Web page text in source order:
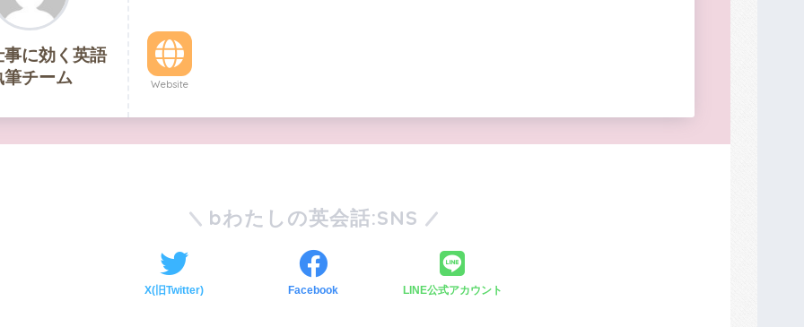
に効く英語
筆チーム
Website
bわたしの英会話:SNS
X(旧Twitter) Facebook LINE公式アカウント